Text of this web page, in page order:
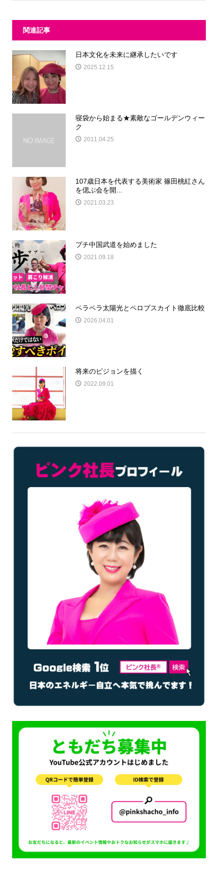
関連記事
日本文化を未来に継承したいです
2025.12.15
寝袋から始まる★素敵なゴールデンウィー
ク
2011.04.25
107歳日本を代表する美術家 篠田桃紅さん
を偲ぶ会を開...
2021.03.23
プチ中国武道を始めました
2021.09.18
ペラペラ太陽光とペロブスカイト徹底比較
2026.04.01
将来のピジョンを描く
2022.09.01